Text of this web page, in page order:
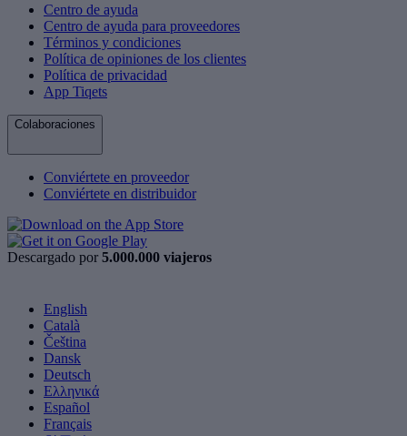
Centro de ayuda
Centro de ayuda para proveedores
Términos y condiciones
Política de opiniones de los clientes
Política de privacidad
App Tiqets
Colaboraciones
Conviértete en proveedor
Conviértete en distribuidor
Descargado por 5.000.000 viajeros
English
Català
Čeština
Dansk
Deutsch
Ελληνικά
Español
Français